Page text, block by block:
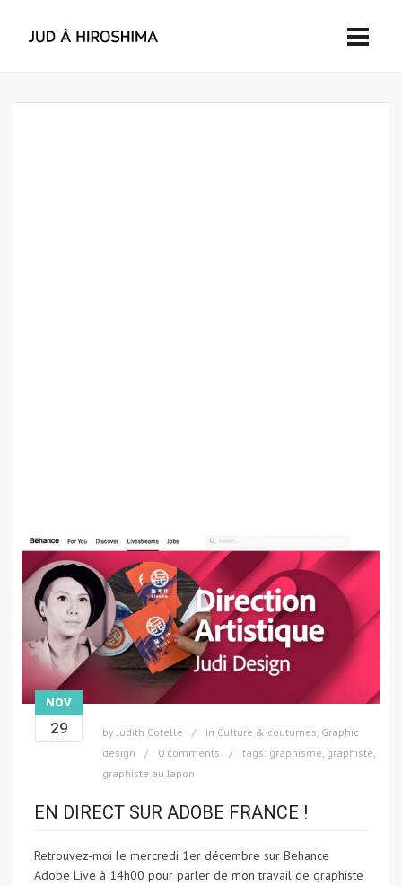
NOV
29 byJudith Cotelle in Culture & coutumes, Graphic
design
0 comments tags: graphisme, graphiste,
graphiste au Japon
EN DIRECT SUR ADOBE FRANCE !
Retrouvez-moi le mercredi 1er décembre sur Behance
Adobe Live à 14h00 pour parler de mon travail de graphiste